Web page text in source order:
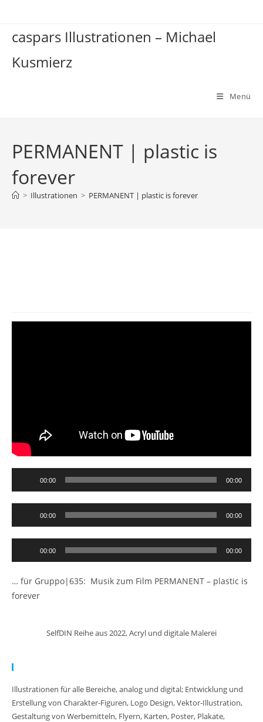
springen
caspars Illustrationen – Michael
Kusmierz
Menü
PERMANENT | plastic is
forever
> Illustrationen > PERMANENT | plastic is forever
Player
00:00 00:00
Player
00:00 00:00
Player
00:00 00:00
… für Gruppo|635: Musik zum Film PERMANENT – plastic is
forever
SelfDIN Reihe aus 2022, Acryl und digitale Malerei
Illustrationen für alle Bereiche, analog und digital; Entwicklung und
Erstellung von Charakter-Figuren, Logo Design, Vektor-Illustration,
Gestaltung von Werbemitteln, Flyern, Karten, Poster, Plakate,